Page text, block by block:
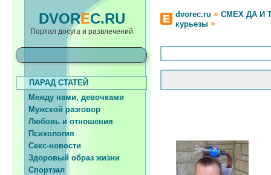
DVOREC.RU
Портал досуга и развлечений
dvorec.ru » СМЕХ ДА И
курьезы »
ПАРАД СТАТЕЙ
Между нами, девочками
Мужской разговор
Любовь и отношения
Психология
Секс-новости
Здоровый образ жизни
Спортзал